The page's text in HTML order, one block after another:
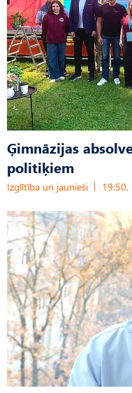
Ģimnāzijas
politiķiem
Izglītība un jaunieši 19:50,